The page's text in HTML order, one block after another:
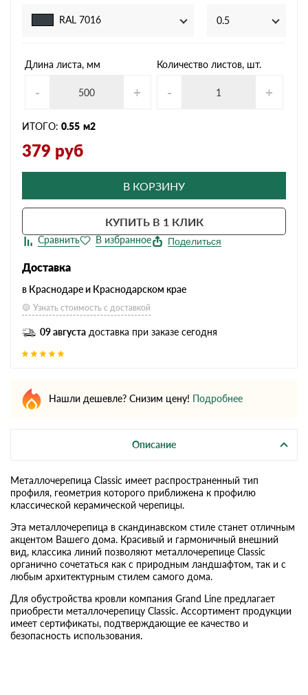
RAL 7016 0.5
Длина листа, мм
- +
Количество листов, шт.
- +
ИТОГО: 0.55 м2
379 руб
В КОРЗИНУ
КУПИТЬ В 1 КЛИК
Поделиться
Доставка
в Краснодаре и Краснодарском крае
Узнать стоимость с доставкой
09 августа доставка при заказе сегодня
Нашли дешевле? Снизим цену! Подробнее
Описание
Металлочерепица Classic имеет распространенный тип
профиля, геометрия которого приближена к профилю
классической керамической черепицы.
Эта металлочерепица в скандинавском стиле станет отличным
акцентом Вашего дома. Красивый и гармоничный внешний
вид, классика линий позволяют металлочерепице Classic
органично сочетаться как с природным ландшафтом, так и с
любым архитектурным стилем самого дома.
Для обустройства кровли компания Grand Line предлагает
приобрести металлочерепицу Classic. Ассортимент продукции
имеет сертификаты, подтверждающие ее качество и
безопасность использования.